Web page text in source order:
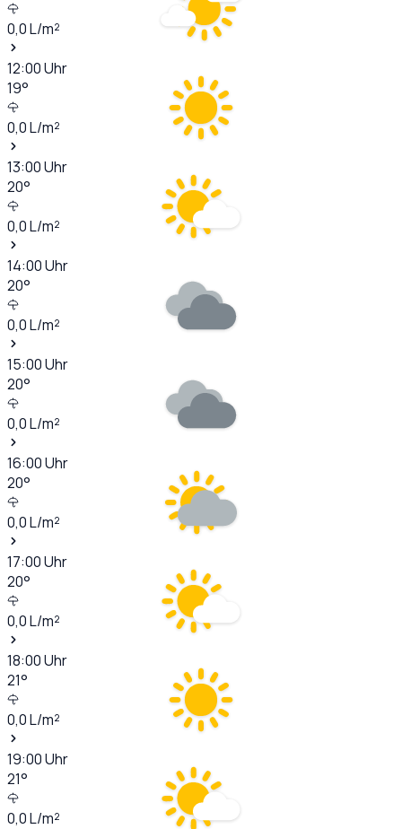
0,0L/m²
12:00Uhr
19°
0,0L/m²
13:00Uhr
20°
0,0L/m²
14:00Uhr
20°
0,0L/m²
15:00Uhr
20°
0,0L/m²
16:00Uhr
20°
0,0L/m²
17:00Uhr
20°
0,0L/m²
18:00Uhr
21°
0,0L/m²
19:00Uhr
21°
0,0L/m²